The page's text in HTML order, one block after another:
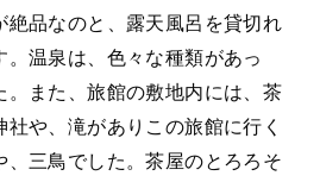
絶品なのと、露天風呂を貸切れ
。温泉は、色々な種類があっ
。また、旅館の敷地内には、茶
や、滝がありこの旅館に行く
、三鳥でした。茶屋のとろろそ